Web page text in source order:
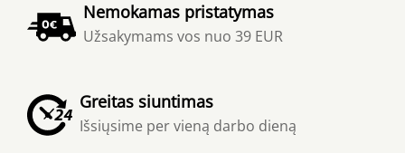
Nemokamas pristatymas
Užsakymams vos nuo 39 EUR
Greitas siuntimas
Išsiųsime per vieną darbo dieną